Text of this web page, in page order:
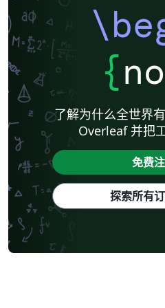
{
了解为什么全世界
Overleaf 并把
免费
探索所有